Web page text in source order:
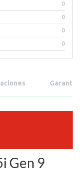
0
0
0
0
Garantía
Gen 9